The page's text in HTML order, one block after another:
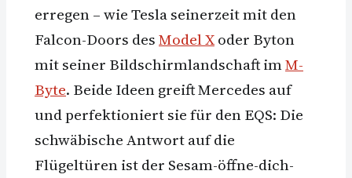
erregen – wie Tesla seinerzeit mit den
Falcon-Doors desModel Xoder Byton
mit seiner Bildschirmlandschaft imM-
Byte. Beide Ideen greift Mercedes auf
und perfektioniert sie für den EQS: Die
schwäbische Antwort auf die
Flügeltüren ist der Sesam-öffne-dich-